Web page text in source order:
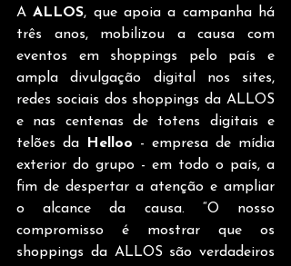
A ALLOS, que apoia a campanha há
três anos, mobilizou a causa com
eventos em shoppings pelo país e
ampla divulgação digital nos sites,
redes sociais dos shoppings da ALLOS
e nas centenas de totens digitais e
telões da
Helloo - empresa de mídia
exterior do grupo - em todo o país, a
fim de despertar a atenção e ampliar
o alcance da causa. “O nosso
compromisso é mostrar que os
shoppings da ALLOS são verdadeiros